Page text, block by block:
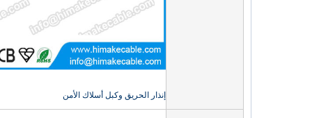
إنذار الحريق وكبل أسلاك الأمن